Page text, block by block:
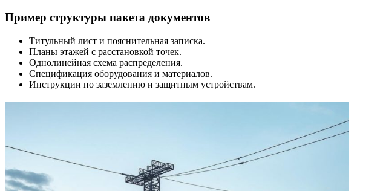
Пример структуры пакета документов
Титульный лист и пояснительная записка.
Планы этажей с расстановкой точек.
Однолинейная схема распределения.
Спецификация оборудования и материалов.
Инструкции по заземлению и защитным устройствам.